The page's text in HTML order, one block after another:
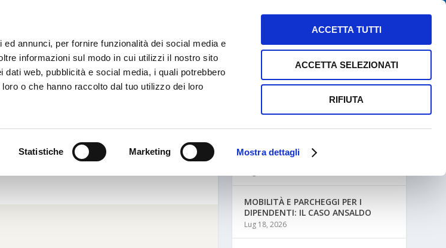
annunci, per fornire funzionalità dei social media e
informazioni sul modo in cui utilizzi il nostro sito
web, pubblicità e social media, i quali potrebbero
o che hanno raccolto dal tuo utilizzo dei loro
Statistiche Marketing Mostra dettagli
ACCETTA TUTTI
ACCETTA SELEZIONATI
RIFIUTA
MAPPE PARCHEGGI CONTATTI
ULTIME NEWS
MOBILITÀ AZIENDALE E PARCHEGGI
MOBILITÀ E PARCHEGGI PER I
DIPENDENTI: IL CASO ANSALDO
Lug 18, 2026